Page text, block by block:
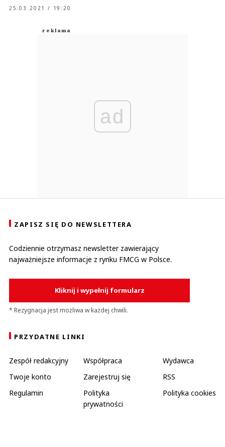
25.03.2021 / 19:20
ad
ZAPISZ SIĘ DO NEWSLETTERA
Codziennie otrzymasz newsletter zawierający
najważniejsze informacje z rynku FMCG w Polsce.
Kliknij i wypełnij formularz
* Rezygnacja jest możliwa w każdej chwili.
PRZYDATNE LINKI
Zespół redakcyjny Współpraca
Wydawca
Twoje konto
Zarejestruj się
RSS
Regulamin
Polityka
prywatności
Polityka cookies